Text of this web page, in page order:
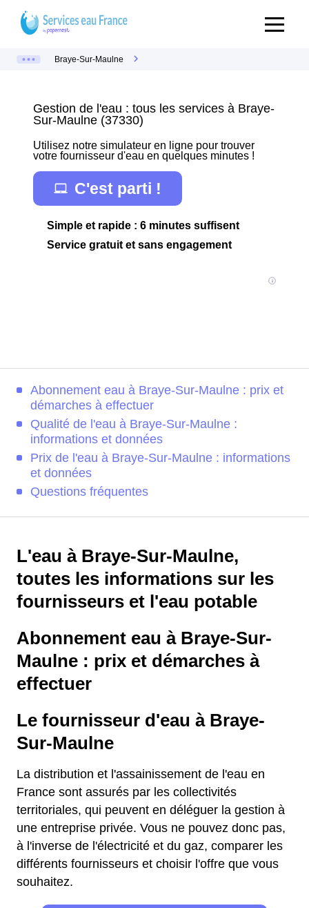
Braye-Sur-Maulne
Gestion de l'eau : tous les services à Braye-
Sur-Maulne (37330)
Utilisez notre simulateur en ligne pour trouver
votre fournisseur d'eau en quelques minutes !
C'est parti !
Simple et rapide : 6 minutes suffisent
Service gratuit et sans engagement
Abonnement eau à Braye-Sur-Maulne : prix et
démarches à effectuer
Qualité de l'eau à Braye-Sur-Maulne :
informations et données
Prix de l'eau à Braye-Sur-Maulne : informations
et données
Questions fréquentes
L'eau à Braye-Sur-Maulne,
toutes les informations sur les
fournisseurs et l'eau potable
Abonnement eau à Braye-Sur-
Maulne : prix et démarches à
effectuer
Le fournisseur d'eau à Braye-
Sur-Maulne
La distribution et l'assainissement de l'eau en
France sont assurés par les collectivités
territoriales, qui peuvent en déléguer la gestion à
une entreprise privée. Vous ne pouvez donc pas,
à l'inverse de l'électricité et du gaz, comparer les
différents fournisseurs et choisir l'offre que vous
souhaitez.